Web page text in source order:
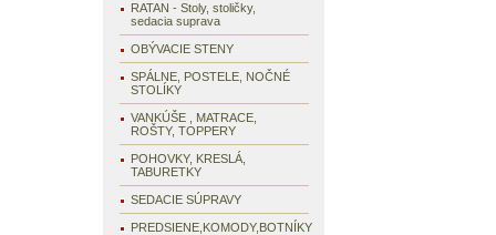
RATAN - Stoly, stoličky,
sedacia suprava
OBÝVACIE STENY
SPÁLNE, POSTELE, NOČNÉ
STOLÍKY
VANKÚŠE , MATRACE,
ROŠTY, TOPPERY
POHOVKY, KRESLÁ,
TABURETKY
SEDACIE SÚPRAVY
PREDSIENE,KOMODY,BOTNÍKY